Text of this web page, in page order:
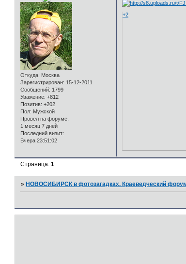
Откуда: Москва
Зарегистрирован: 15-12-2011
Сообщений: 1799
Уважение: +812
Позитив: +202
Пол: Мужской
Провел на форуме:
1 месяц 7 дней
Последний визит:
Вчера 23:51:02
+2
Страница:1
» НОВОСИБИРСК в фотозагадках. Краеведческий